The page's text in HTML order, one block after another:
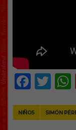
NIÑOS SIMÓN